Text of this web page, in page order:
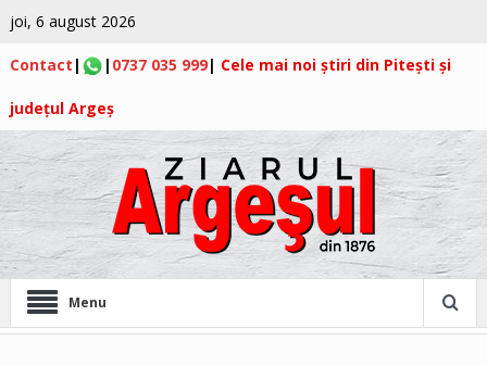
joi, 6 august 2026
Contact | | 0737 035 999| Cele mai noi știri din Pitești și
județul Argeș
Menu